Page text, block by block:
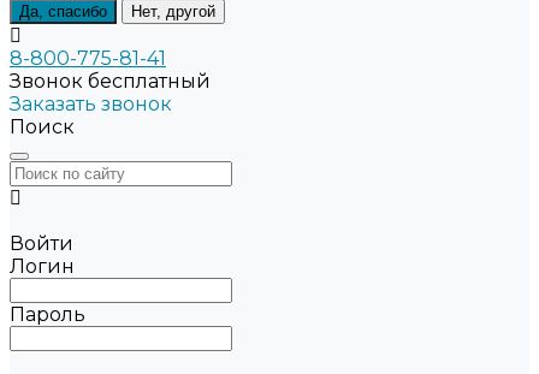
Да, спасибо Нет, другой
8-800-775-81-41
Звонок бесплатный
Заказать звонок
Поиск
Войти
Логин
Пароль